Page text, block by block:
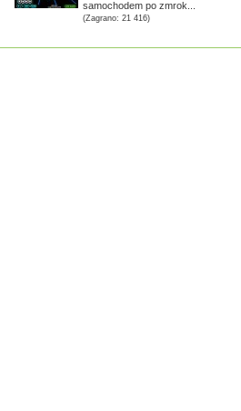
samochodem po zmrok...
(Zagrano: 21 416)